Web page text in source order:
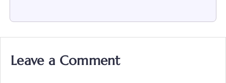
Leave a Comment